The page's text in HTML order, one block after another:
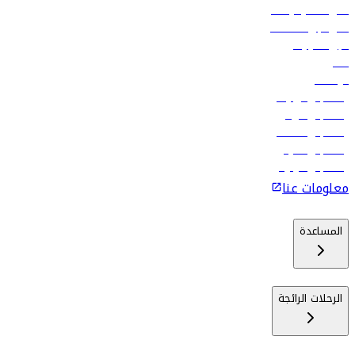
أدنى أسعار الرحلات
فلاي دبي للعطلات
تأجير السيارات
فنادق
الوظائف
رحلات إلى تبيليسي
رحلات إلى الرياض
رحلات إلى مسقط
رحلات إلى ماليه
رحلات إلى كولومبو
معلومات عنا
المساعدة
الرحلات الرائجة